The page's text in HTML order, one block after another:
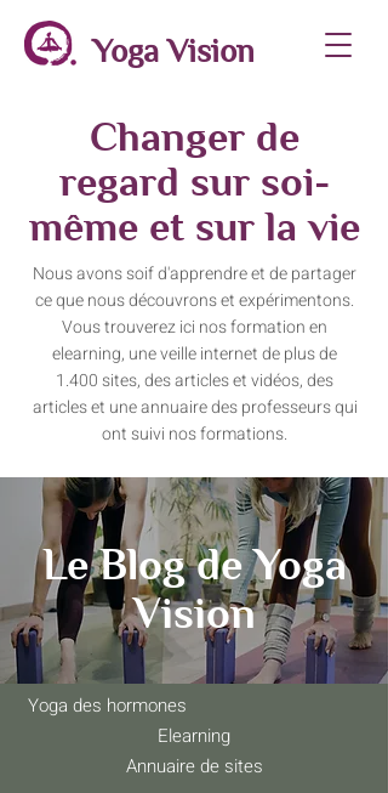
Yoga Vision
Changer de
regard sur soi-
même et sur la vie
Nous avons soif d'apprendre et de partager
ce que nous découvrons et expérimentons.
Vous trouverez ici nos formation en
elearning, une veille internet de plus de
1.400 sites, des articles et vidéos, des
articles et une annuaire des professeurs qui
ont suivi nos formations.
Le Blog de Yoga
Vision
Yoga des hormones
Elearning
Annuaire de sites